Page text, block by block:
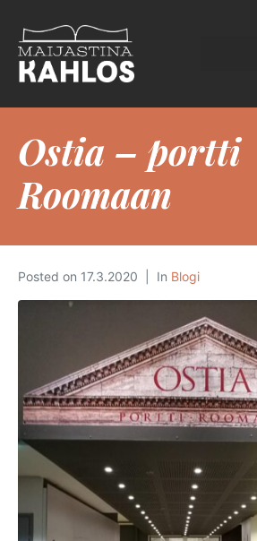
Ostia – portti
Roomaan
Posted on 17.3.2020 In Blogi